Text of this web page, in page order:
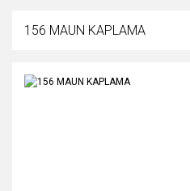
156 MAUN KAPLAMA